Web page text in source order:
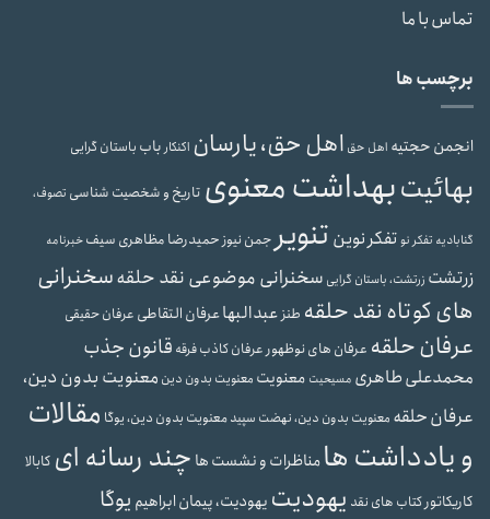
تماس با ما
برچسب ها
انجمن حجتیه اهل حق اهل حق، یارسان اکنکار باب باستان گرایی
بهائیتبهداشت معنوی تاریخ و شخصیت شناسی تصوف،
گنابادیه تفکر نوتفکر نوین تنویر جمن نیوز حمیدرضا مظاهری سیفخبرنامه
زرتشت زرتشت، باستان گرایی سخنرانی موضوعی نقد حلقهسخنرانی
های کوتاه نقد حلقه طنز عبدالبهاعرفان التقاطی عرفان حقیقی
عرفان حلقه عرفان های نوظهور عرفان کاذبفرقه قانون جذب
محمدعلی طاهری مسیحیت معنویت معنویت بدون دین معنویت بدون دین،
عرفان حلقه معنویت بدون دین، نهضت سپیدمعنویت بدون دین، یوگا مقالات
و یادداشت هامناظرات و نشست ها چند رسانه ای کابالا
کاریکاتور کتاب های نقد یهودیت یهودیت، پیمان ابراهیم یوگا